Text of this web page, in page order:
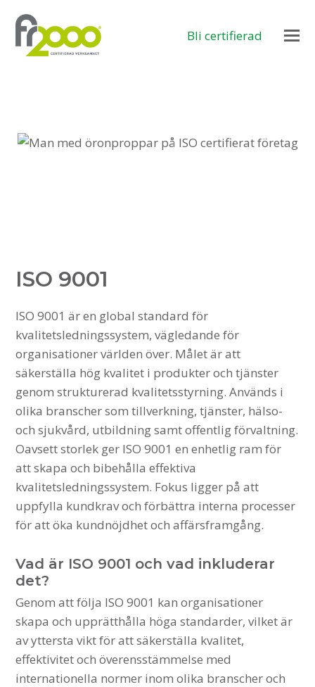
Bli certifierad
ISO 9001
ISO 9001 är en global standard för
kvalitetsledningssystem, vägledande för
organisationer världen över. Målet är att
säkerställa hög kvalitet i produkter och tjänster
genom strukturerad kvalitetsstyrning. Används i
olika branscher som tillverkning, tjänster, hälso-
och sjukvård, utbildning samt offentlig förvaltning.
Oavsett storlek ger ISO 9001 en enhetlig ram för
att skapa och bibehålla effektiva
kvalitetsledningssystem. Fokus ligger på att
uppfylla kundkrav och förbättra interna processer
för att öka kundnöjdhet och affärsframgång.
Vad är ISO 9001 och vad inkluderar
det?
Genom att följa ISO 9001 kan organisationer
skapa och upprätthålla höga standarder, vilket är
av yttersta vikt för att säkerställa kvalitet,
effektivitet och överensstämmelse med
internationella normer inom olika branscher och